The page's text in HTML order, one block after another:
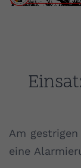
Am
eine